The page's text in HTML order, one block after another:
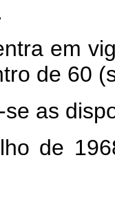
em
de 60
se as
de